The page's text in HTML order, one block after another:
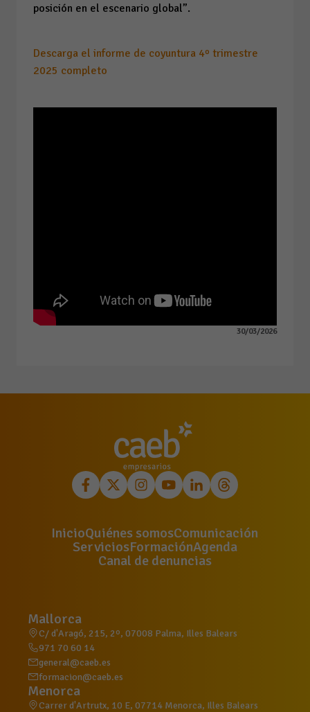
posición en el escenario global”.
Descarga el informe de coyuntura 4º trimestre
2025 completo
30/03/2026
InicioQuiénes somosComunicación
ServiciosFormaciónAgenda
Canal de denuncias
Mallorca
C/ d'Aragó, 215, 2º, 07008 Palma, Illes Balears
971 70 60 14
general@caeb.es
formacion@caeb.es
Menorca
Carrer d'Artrutx, 10 E, 07714 Menorca, Illes Balears